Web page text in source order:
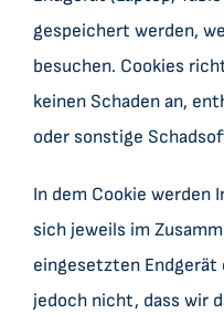
gespeichert werden,
besuchen. Cookies
keinen Schaden an,
oder sonstige
In dem Cookie werden
sich jeweils im
eingesetzten
jedoch nicht, dass wir